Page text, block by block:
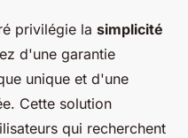
privilégie la simplicité
d'une garantie
unique et d'une
Cette solution
qui recherchent